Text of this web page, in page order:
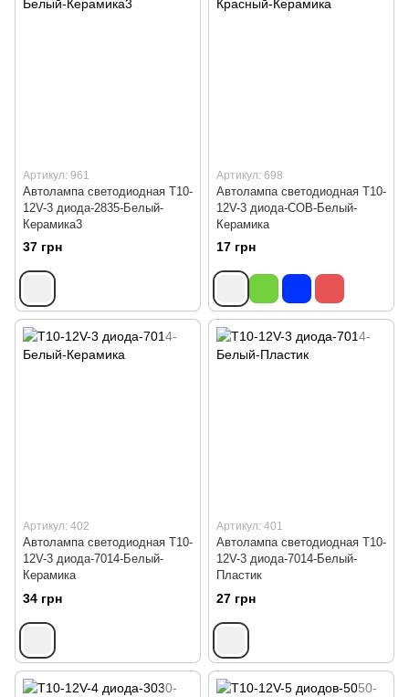
Артикул: 961
Автолампа светодиодная Т10-
12V-3 диода-2835-Белый-
Керамика3
37 грн
Артикул: 698
Автолампа светодиодная Т10-
12V-3 диода-СОВ-Белый-
Керамика
17 грн
Артикул: 402
Автолампа светодиодная Т10-
12V-3 диода-7014-Белый-
Керамика
34 грн
Артикул: 401
Автолампа светодиодная Т10-
12V-3 диода-7014-Белый-
Пластик
27 грн